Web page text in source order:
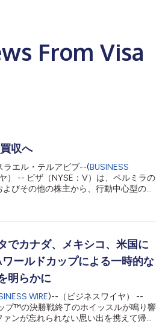
From Visa
収へ
ラエル・テルアビブ--(BUSINESS
） -- ビザ（NYSE：V）は、ペルミラの
びその他の株主から、行動中心型のマ
の買収は、ビザが既に提供している
で、顧客企業がアカウント乗っ取り、
、口座開設詐欺という増大する脅威から
的に保護できるようになると期待され
業以来、AIと機械学習を基盤とし、キ
作、デバイスの扱い方など、アプリケー
ネットワークに関する数千のシグナル
検知するとともに、正規ユーザーと犯
する革新的なソリューションを開発し
でカナダ、メキシコ、米国に
ールドカップによる一時的な
明らかに
WIRE)--（ビジネスワイヤ） --
プ™の決勝戦終了のホイッスルが鳴り響
ンが忘れられない思い出を携えて帰国